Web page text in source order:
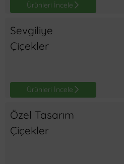
Ürünleri İncele
Sevgiliye
Çiçekler
Ürünleri İncele
Özel Tasarım
Çiçekler